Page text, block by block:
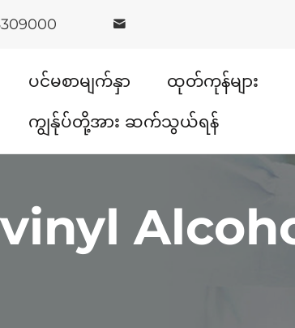
ပင်မစာမျက်နှာ ထုတ်ကုန်များ
ကျွန်ုပ်တို့အား ဆက်သွယ်ရန်